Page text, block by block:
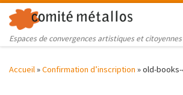
Skip to content
Espaces de convergences artistiques et citoyennes
Accueil »Confirmation d’inscription »old-books-